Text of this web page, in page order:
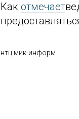
Как отмечает
нтц мик-информ